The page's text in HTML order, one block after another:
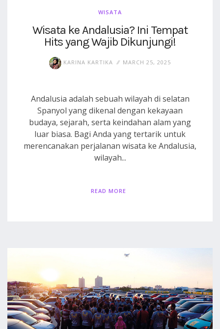
WISATA
Wisata ke Andalusia? Ini Tempat
Hits yang Wajib Dikunjungi!
KARINA KARTIKA MARCH 25, 2025
Andalusia adalah sebuah wilayah di selatan
Spanyol yang dikenal dengan kekayaan
budaya, sejarah, serta keindahan alam yang
luar biasa. Bagi Anda yang tertarik untuk
merencanakan perjalanan wisata ke Andalusia,
wilayah...
READ MORE